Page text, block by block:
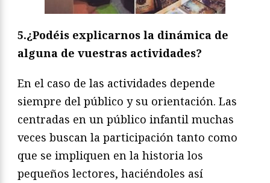
5.¿Podéis explicarnos la dinámica de
alguna de vuestras actividades?
En el caso de las actividades depende
siempre del público y su orientación. Las
centradas en un público infantil muchas
veces buscan la participación tanto como
que se impliquen en la historia los
pequeños lectores, haciéndoles así